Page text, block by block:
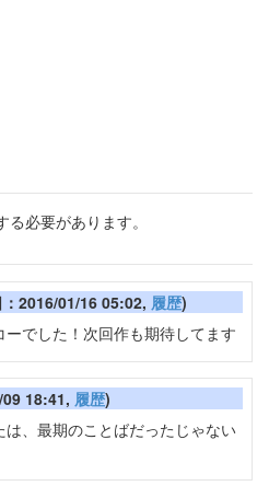
る必要があります。
2016/01/16 05:02, 履歴)
でした！次回作も期待してます
18:41, 履歴)
、最期のことばだったじゃない